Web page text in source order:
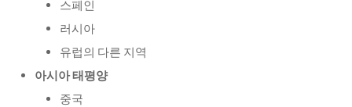
스페인
러시아
유럽의 다른 지역
아시아 태평양
중국